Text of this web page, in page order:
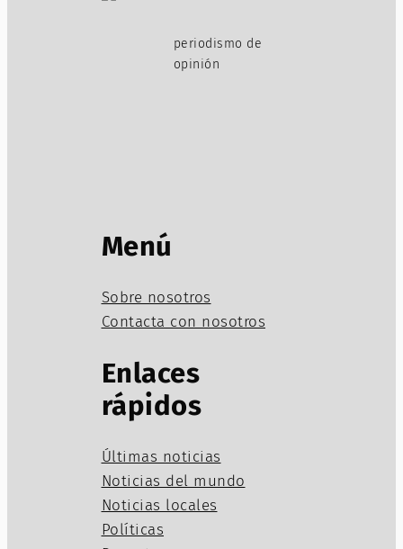
periodismo de
opinión
Menú
Sobre nosotros
Contacta con nosotros
Enlaces
rápidos
Últimas noticias
Noticias del mundo
Noticias locales
Políticas